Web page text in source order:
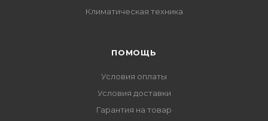
Климатическая техника
ПОМОЩЬ
Условия оплаты
Условия доставки
Гарантия на товар